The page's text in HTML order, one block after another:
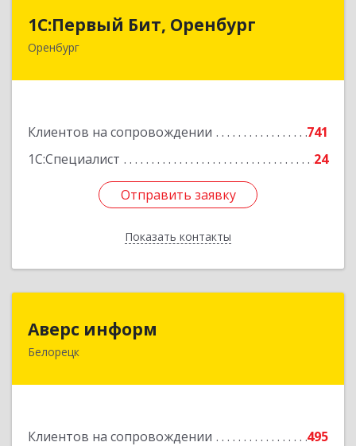
1С:Первый Бит, Оренбург
Оренбург
Клиентов на сопровождении
741
1С:Специалист
24
Отправить заявку
Показать контакты
1С:Первый Бит, Оренбург
460044, Оренбургская обл, Оренбург, Березка
Отправить заявку
Назад
Аверс информ
Белорецк
Клиентов на сопровождении
495
453500, Башкортостан Респ, Белорецкий р-н,
Подробнее